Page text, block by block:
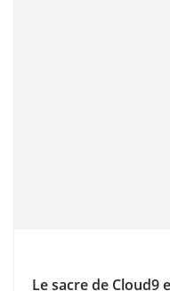
Le sacre de Cloud9